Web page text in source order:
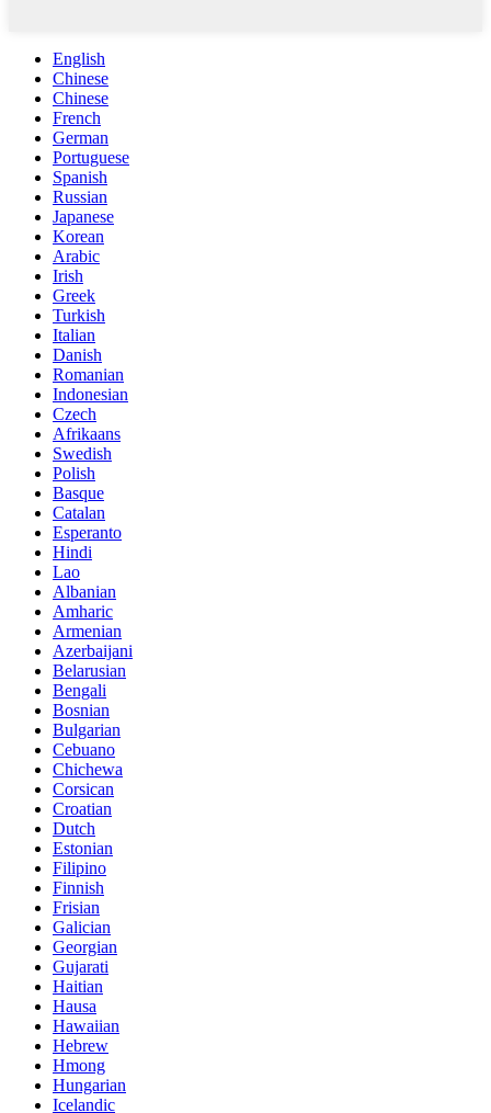
English
Chinese
Chinese
French
German
Portuguese
Spanish
Russian
Japanese
Korean
Arabic
Irish
Greek
Turkish
Italian
Danish
Romanian
Indonesian
Czech
Afrikaans
Swedish
Polish
Basque
Catalan
Esperanto
Hindi
Lao
Albanian
Amharic
Armenian
Azerbaijani
Belarusian
Bengali
Bosnian
Bulgarian
Cebuano
Chichewa
Corsican
Croatian
Dutch
Estonian
Filipino
Finnish
Frisian
Galician
Georgian
Gujarati
Haitian
Hausa
Hawaiian
Hebrew
Hmong
Hungarian
Icelandic